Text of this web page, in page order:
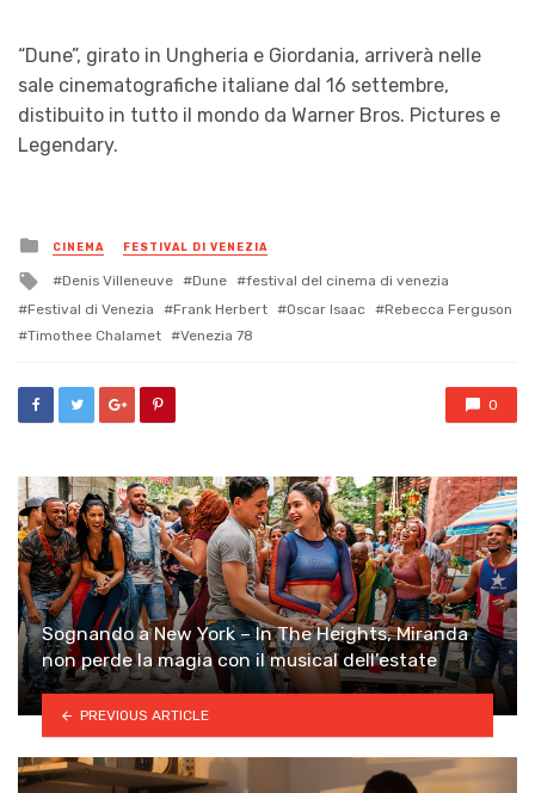
“Dune”, girato in Ungheria e Giordania, arriverà nelle
sale cinematografiche italiane dal 16 settembre,
distibuito in tutto il mondo da Warner Bros. Pictures e
Legendary.
Posted
in
CINEMA FESTIVAL DI VENEZIA
Tagged
with
Denis Villeneuve Dune
festival del cinema di venezia
Festival di Venezia
Frank Herbert Oscar Isaac
Rebecca Ferguson
Timothee Chalamet
Venezia 78
0
Sognando a New York – In The Heights, Miranda
non perde la magia con il musical dell’estate
PREVIOUS ARTICLE